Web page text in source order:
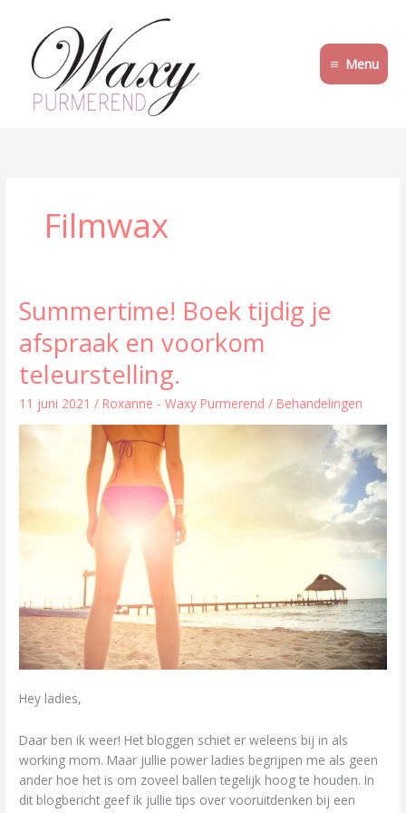
inhoud
Menu
Filmwax
Summertime! Boek tijdig je
afspraak en voorkom
teleurstelling.
11 juni 2021/ Roxanne - Waxy Purmerend/ Behandelingen
Hey ladies,
Daar ben ik weer! Het bloggen schiet er weleens bij in als
working mom. Maar jullie power ladies begrijpen me als geen
ander hoe het is om zoveel ballen tegelijk hoog te houden. In
dit blogbericht geef ik jullie tips over vooruitdenken bij een
Summertime!
Boek
tijdig
je
afspraak
en
voorkom
teleurstelling.